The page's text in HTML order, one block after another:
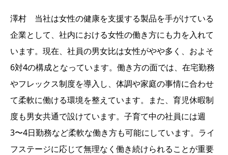
澤村 当社は女性の健康を支援する製品を手がけている
企業として、社内における女性の働き方にも力を入れて
います。現在、社員の男女比は女性がやや多く、およそ
6対4の構成となっています。働き方の面では、在宅勤務
やフレックス制度を導入し、体調や家庭の事情に合わせ
て柔軟に働ける環境を整えています。また、育児休暇制
度も男女共通で設けています。子育て中の社員には週
3〜4日勤務など柔軟な働き方も可能にしています。ライ
フステージに応じて無理なく働き続けられることが重要